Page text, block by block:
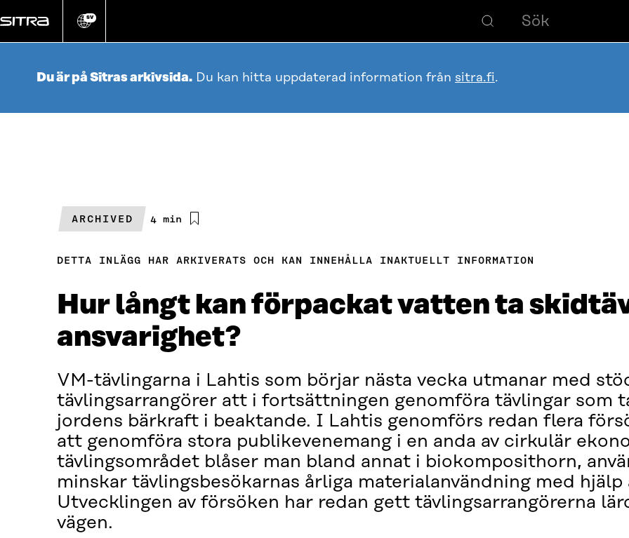
direkt
Ändra
språk
SV
Du är på Sitras arkivsida. Du kan hitta uppdaterad information från sitra.fi.
ARCHIVED
Beräknad
4 min
DETTA INLÄGG HAR ARKIVERATS OCH KAN INNEHÅLLA INAKTUELLT INFORMATION
Hur långt kan förpackat vatten ta
ansvarighet?
VM-tävlingarna i Lahtis som börjar nästa vecka utmanar med
tävlingsarrangörer att i fortsättningen genomföra tävlingar som
jordens bärkraft i beaktande. I Lahtis genomförs redan flera
att genomföra stora publikevenemang i en anda av cirkulär
tävlingsområdet blåser man bland annat i biokomposithorn,
minskar tävlingsbesökarnas årliga materialanvändning med hjälp
Utvecklingen av försöken har redan gett tävlingsarrangörerna
vägen.